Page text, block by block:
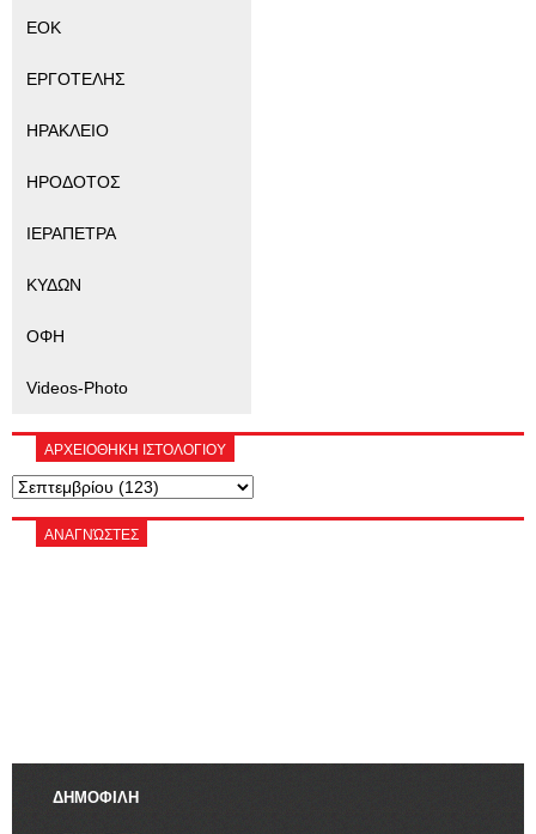
ΕΟΚ
ΕΡΓΟΤΕΛΗΣ
ΗΡΑΚΛΕΙΟ
ΗΡΟΔΟΤΟΣ
ΙΕΡΑΠΕΤΡΑ
ΚΥΔΩΝ
ΟΦΗ
Videos-Photo
ΑΡΧΕΙΟΘΗΚΗ ΙΣΤΟΛΟΓΙΟΥ
ΑΝΑΓΝΏΣΤΕΣ
ΔΗΜΟΦΙΛΗ